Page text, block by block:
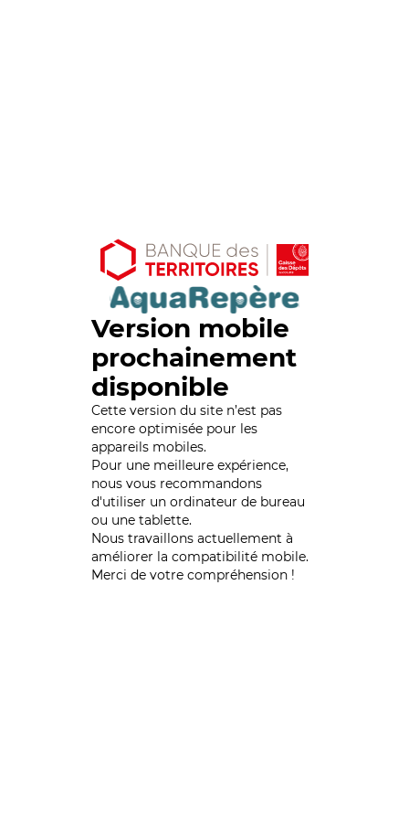
Version mobile
prochainement
disponible
Cette version du site n’est pas
encore optimisée pour les
appareils mobiles.
Pour une meilleure expérience,
nous vous recommandons
d'utiliser un ordinateur de bureau
ou une tablette.
Nous travaillons actuellement à
améliorer la compatibilité mobile.
Merci de votre compréhension !